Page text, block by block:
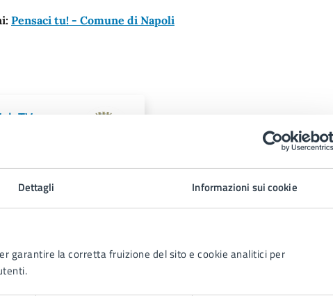
Dettagli Informazioni sui cookie
garantire la corretta fruizione del sito e cookie analitici per
Pensaci tu! - Comune di Napoli
TV